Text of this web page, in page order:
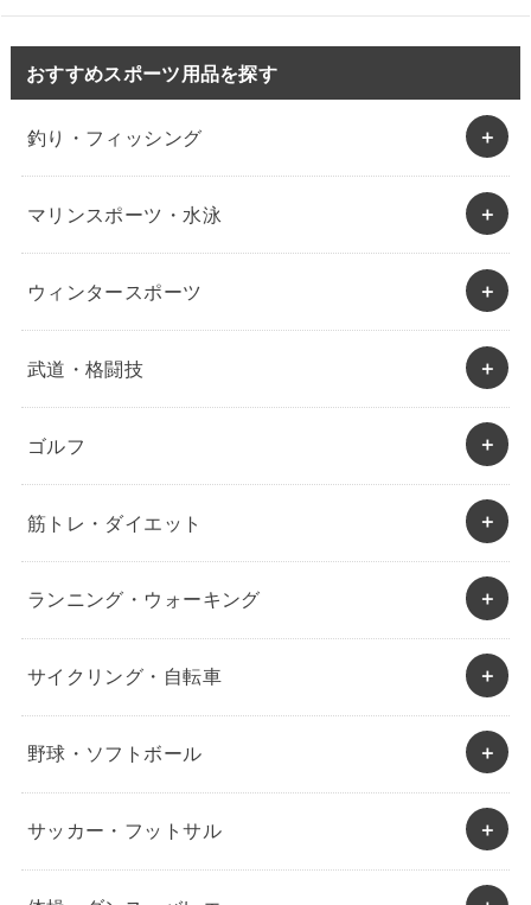
おすすめスポーツ用品を探す
釣り・フィッシング
マリンスポーツ・水泳
ウィンタースポーツ
武道・格闘技
ゴルフ
筋トレ・ダイエット
ランニング・ウォーキング
サイクリング・自転車
野球・ソフトボール
サッカー・フットサル